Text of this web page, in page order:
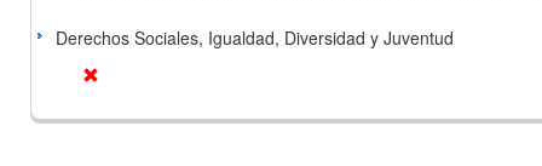
Derechos Sociales, Igualdad, Diversidad y Juventud